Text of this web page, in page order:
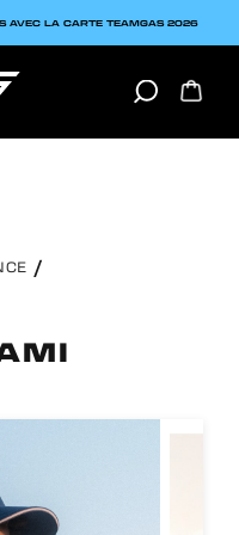
AVEC LA CARTE TEAMGAS 2026